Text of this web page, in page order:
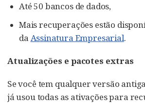
Até 50 bancos de dados,
Mais recuperações estão
da Assinatura Empresarial.
Atualizações e pacotes extras
Se você tem qualquer versão
já usou todas as ativações para